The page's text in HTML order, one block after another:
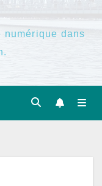
numérique dans